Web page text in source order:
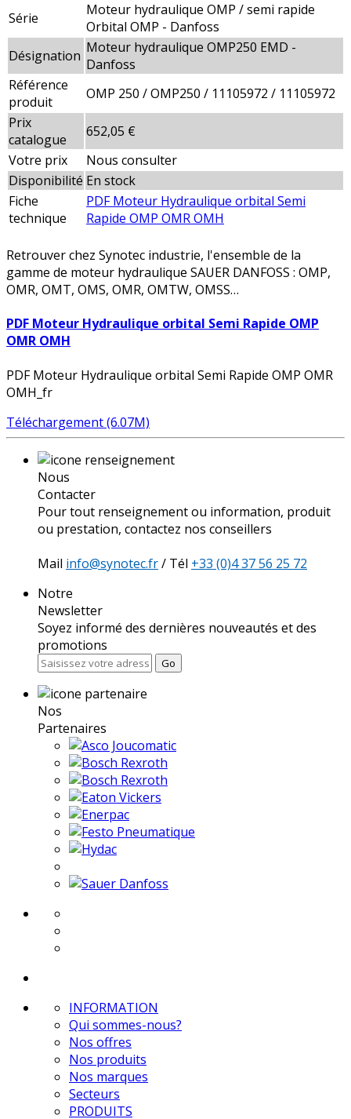
Série
Moteur hydraulique OMP / semi rapide
Orbital OMP - Danfoss
Désignation Moteur hydraulique OMP250 EMD -
Danfoss
Référence
produit
OMP 250 / OMP250 / 11105972 / 11105972
Prix
catalogue
652,05 €
Votre prix
Nous consulter
Disponibilité En stock
Fiche
technique
PDF Moteur Hydraulique orbital Semi
Rapide OMP OMR OMH
Retrouver chez Synotec industrie, l'ensemble de la
gamme de moteur hydraulique SAUER DANFOSS : OMP,
OMR, OMT, OMS, OMR, OMTW, OMSS…
PDF Moteur Hydraulique orbital Semi Rapide OMP
OMR OMH
PDF Moteur Hydraulique orbital Semi Rapide OMP OMR
OMH_fr
Téléchargement (6.07M)
Nous
Contacter
Pour tout renseignement ou information, produit
ou prestation, contactez nos conseillers
Mail info@synotec.fr/ Tél +33 (0)4 37 56 25 72
Notre
Newsletter
Soyez informé des dernières nouveautés et des
promotions
Go
Nos
Partenaires
INFORMATION
Qui sommes-nous?
Nos offres
Nos produits
Nos marques
Secteurs
PRODUITS